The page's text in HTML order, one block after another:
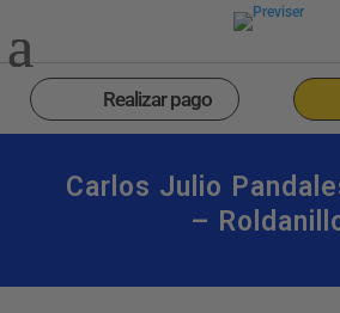
Realizar pago
Carlos Julio
–